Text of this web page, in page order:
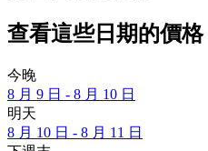
查看這些日期的價格
今晚
8 月 9 日 - 8 月 10 日
明天
8 月 10 日 - 8 月 11 日